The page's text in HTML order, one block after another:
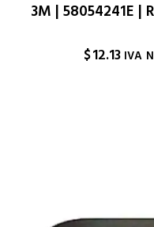
3M | 58054241E |
$12.13 IVA